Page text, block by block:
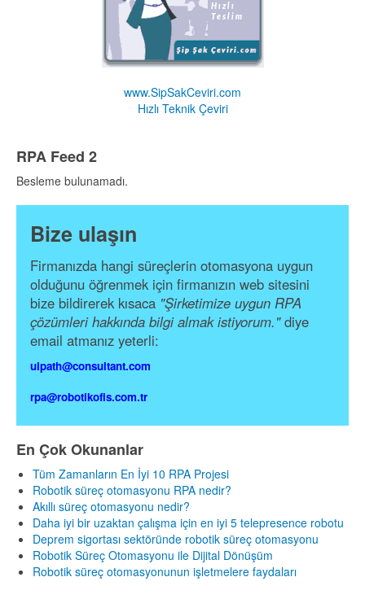
www.SipSakCeviri.com
Hızlı Teknik Çeviri
RPA Feed 2
Besleme bulunamadı.
Bize ulaşın
Firmanızda hangi süreçlerin otomasyona uygun
olduğunu öğrenmek için firmanızın web sitesini
bize bildirerek kısaca "Şirketimize uygun RPA
çözümleri hakkında bilgi almak istiyorum."diye
email atmanız yeterli:
uipath@consultant.com
rpa@robotikofis.com.tr
En Çok Okunanlar
Tüm Zamanların En İyi 10 RPA Projesi
Robotik süreç otomasyonu RPA nedir?
Akıllı süreç otomasyonu nedir?
Daha iyi bir uzaktan çalışma için en iyi 5 telepresence robotu
Deprem sigortası sektöründe robotik süreç otomasyonu
Robotik Süreç Otomasyonu ile Dijital Dönüşüm
Robotik süreç otomasyonunun işletmelere faydaları